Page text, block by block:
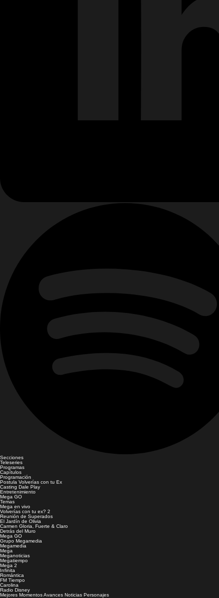
Secciones
Teleseries
Programas
Capítulos
Programación
Postula Volverías con tu Ex
Casting Dale Play
Entretenimiento
Mega GO
Temas
Mega en vivo
Volverías con tu ex? 2
Reunión de Superados
El Jardín de Olivia
Carmen Gloria, Fuerte & Claro
Detrás del Muro
Mega GO
Grupo Megamedia
Megamedia
Mega
Meganoticias
Megatiempo
Mega 2
Infinita
Romántica
FM Tiempo
Carolina
Radio Disney
Mejores MomentosAvances Noticias Personajes